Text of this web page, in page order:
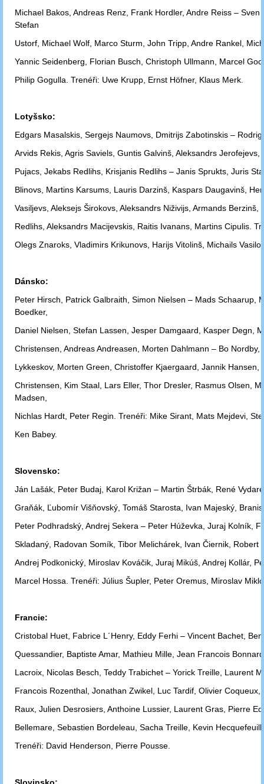
Michael Bakos, Andreas Renz, Frank Hordler, Andre Reiss – Sven
Stefan
Ustorf, Michael Wolf, Marco Sturm, John Tripp, Andre Rankel,
Yannic Seidenberg, Florian Busch, Christoph Ullmann, Marcel
Philip Gogulla. Trenéři: Uwe Krupp, Ernst Höfner, Klaus Merk.
Lotyšsko:
Edgars Masalskis, Sergejs Naumovs, Dmitrijs Zabotinskis –
Arvids Rekis, Agris Saviels, Guntis Galvinš, Aleksandrs Jerofejevs,
Pujacs, Jekabs Redlihs, Krisjanis Redlihs – Janis Sprukts, Juris
Blinovs, Martins Karsums, Lauris Darzinš, Kaspars Daugavinš,
Vasiljevs, Aleksejs Širokovs, Aleksandrs Niživijs, Armands Berzinš,
Redlihs, Aleksandrs Macijevskis, Raitis Ivanans, Martins Cipulis.
Olegs Znaroks, Vladimirs Krikunovs, Harijs Vitolinš, Michails
Dánsko:
Peter Hirsch, Patrick Galbraith, Simon Nielsen – Mads Schaarup,
Boedker,
Daniel Nielsen, Stefan Lassen, Jesper Damgaard, Kasper Degn,
Christensen, Andreas Andreasen, Morten Dahlmann – Bo Nordby,
Lykkeskov, Morten Green, Christoffer Kjaergaard, Jannik Hansen,
Christensen, Kim Staal, Lars Eller, Thor Dresler, Rasmus Olsen,
Madsen,
Nichlas Hardt, Peter Regin. Trenéři: Mike Sirant, Mats Mejdevi,
Ken Babey.
Slovensko:
Ján Lašák, Peter Budaj, Karol Križan – Martin Štrbák, René
Graňák, Ľubomír Višňovský, Tomáš Starosta, Ivan Majeský,
Peter Podhradský, Andrej Sekera – Peter Húževka, Juraj Kolník,
Skladaný, Radovan Somík, Tibor Melichárek, Ivan Čiernik, Robert
Andrej Podkonický, Miroslav Kováčik, Juraj Mikúš, Andrej Kollár,
Marcel Hossa. Trenéři: Július Šupler, Peter Oremus, Miroslav
Francie:
Cristobal Huet, Fabrice L´Henry, Eddy Ferhi – Vincent Bachet,
Quessandier, Baptiste Amar, Mathieu Mille, Jean Francois
Lacroix, Nicolas Besch, Teddy Trabichet – Yorick Treille, Laurent
Francois Rozenthal, Jonathan Zwikel, Luc Tardif, Olivier Coqueux,
Raux, Julien Desrosiers, Anthoine Lussier, Laurent Gras, Pierre
Bellemare, Sebastien Bordeleau, Sacha Treille, Kevin
Trenéři: David Henderson, Pierre Pousse.